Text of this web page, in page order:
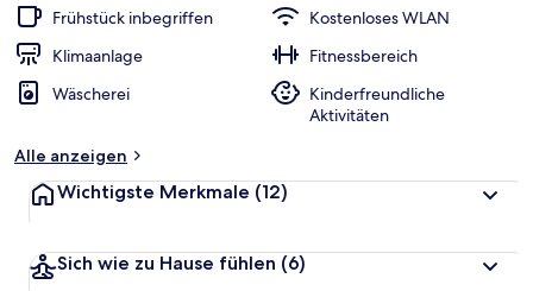
w
e
Frühstück inbegriffen
Kostenloses WLAN
Klimaanlage
Fitnessbereich
Wäscherei
Kinderfreundliche
Aktivitäten
Alle anzeigen
Wichtigste Merkmale (12)
Sich wie zu Hause fühlen (6)